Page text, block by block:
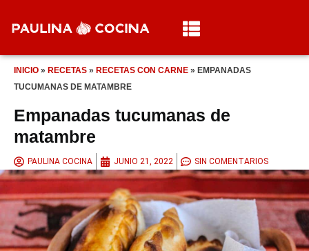
INICIO » RECETAS » RECETAS CON CARNE » EMPANADAS
TUCUMANAS DE MATAMBRE
Empanadas tucumanas de
matambre
PAULINA COCINA JUNIO 21, 2022 SIN COMENTARIOS